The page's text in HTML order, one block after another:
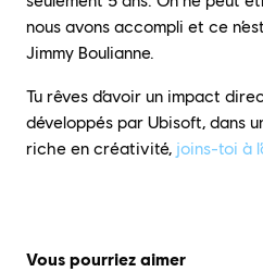
nous avons accompli et ce
Jimmy Boulianne.
Tu rêves d’avoir un impact
développés par Ubisoft, dans
riche en créativité, joins-toi à
Vous pourriez aimer